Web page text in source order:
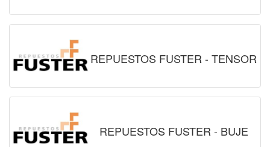
REPUESTOS FUSTER - TENSOR
REPUESTOS FUSTER - BUJE